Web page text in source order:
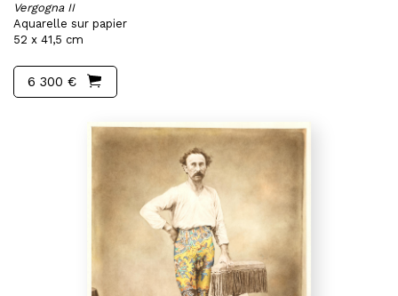
Vergogna II
Aquarelle sur papier
52 x 41,5 cm
6 300 €